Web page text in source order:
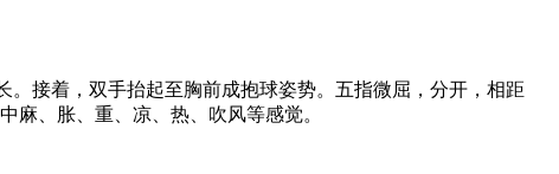
接着，双手抬起至胸前成抱球姿势。五指微屈，分开，相距
麻、胀、重、凉、热、吹风等感觉。